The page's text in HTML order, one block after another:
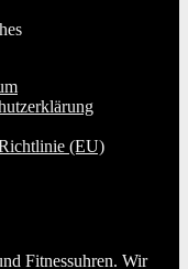
(EU)
Fitnessuhren. Wir